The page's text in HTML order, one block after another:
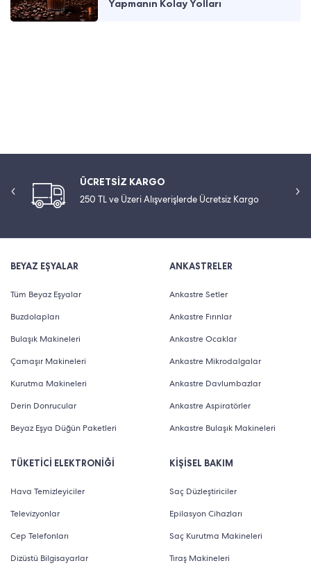
Yapmanın Kolay Yolları
ÜCRETSİZ KARGO
250 TL ve Üzeri Alışverişlerde Ücretsiz Kargo
BEYAZ EŞYALAR
Tüm Beyaz Eşyalar
Buzdolapları
Bulaşık Makineleri
Çamaşır Makineleri
Kurutma Makineleri
Derin Donrucular
Beyaz Eşya Düğün Paketleri
TÜKETİCİ ELEKTRONİĞİ
Hava Temizleyiciler
Televizyonlar
Cep Telefonları
Dizüstü Bilgisayarlar
ANKASTRELER
Ankastre Setler
Ankastre Fırınlar
Ankastre Ocaklar
Ankastre Mikrodalgalar
Ankastre Davlumbazlar
Ankastre Aspiratörler
Ankastre Bulaşık Makineleri
KİŞİSEL BAKIM
Saç Düzleştiriciler
Epilasyon Cihazları
Saç Kurutma Makineleri
Tıraş Makineleri